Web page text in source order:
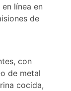
línea en
de
con
de metal
cocida,